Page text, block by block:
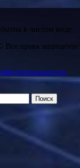
в чистом виде
Все права защищены